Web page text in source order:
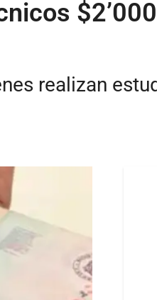
realizan